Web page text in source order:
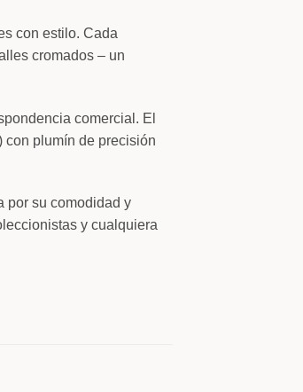
con estilo. Cada
cromados – un
comercial. El
con plumín de precisión
por su comodidad y
y cualquiera